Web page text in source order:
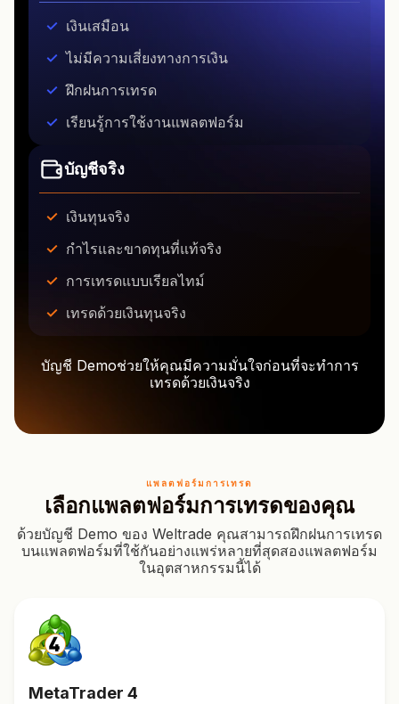
เงินเสมือน
ไม่มีความเสี่ยงทางการเงิน
ฝึกฝนการเทรด
เรียนรู้การใช้งานแพลตฟอร์ม
บัญชีจริง
เงินทุนจริง
กำไรและขาดทุนที่แท้จริง
การเทรดแบบเรียลไทม์
เทรดด้วยเงินทุนจริง
บัญชี Demoช่วยให้คุณมีความมั่นใจก่อนที่จะทำการ
เทรดด้วยเงินจริง
แพลตฟอร์มการเทรด
เลือกแพลตฟอร์มการเทรดของคุณ
ด้วยบัญชี Demo ของ Weltrade คุณสามารถฝึกฝนการเทรด
บนแพลตฟอร์มที่ใช้กันอย่างแพร่หลายที่สุดสองแพลตฟอร์ม
ในอุตสาหกรรมนี้ได้
MetaTrader 4